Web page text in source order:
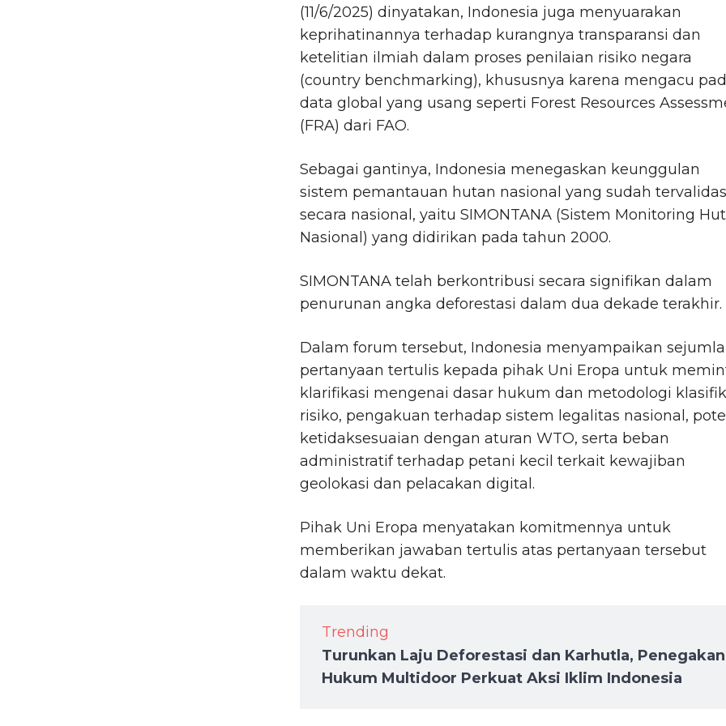
(11/6/2025) dinyatakan, Indonesia juga menyuarakan
keprihatinannya terhadap kurangnya transparansi dan
ketelitian ilmiah dalam proses penilaian risiko negara
(country benchmarking), khususnya karena mengacu
data global yang usang seperti Forest Resources
(FRA) dari FAO.
Sebagai gantinya, Indonesia menegaskan keunggulan
sistem pemantauan hutan nasional yang sudah
secara nasional, yaitu SIMONTANA (Sistem Monitoring
Nasional) yang didirikan pada tahun 2000.
SIMONTANA telah berkontribusi secara signifikan dalam
penurunan angka deforestasi dalam dua dekade terakhir.
Dalam forum tersebut, Indonesia menyampaikan
pertanyaan tertulis kepada pihak Uni Eropa untuk
klarifikasi mengenai dasar hukum dan metodologi
risiko, pengakuan terhadap sistem legalitas nasional,
ketidaksesuaian dengan aturan WTO, serta beban
administratif terhadap petani kecil terkait kewajiban
geolokasi dan pelacakan digital.
Pihak Uni Eropa menyatakan komitmennya untuk
memberikan jawaban tertulis atas pertanyaan tersebut
dalam waktu dekat.
Trending
Turunkan Laju Deforestasi dan Karhutla, Penegakan
Hukum Multidoor Perkuat Aksi Iklim Indonesia